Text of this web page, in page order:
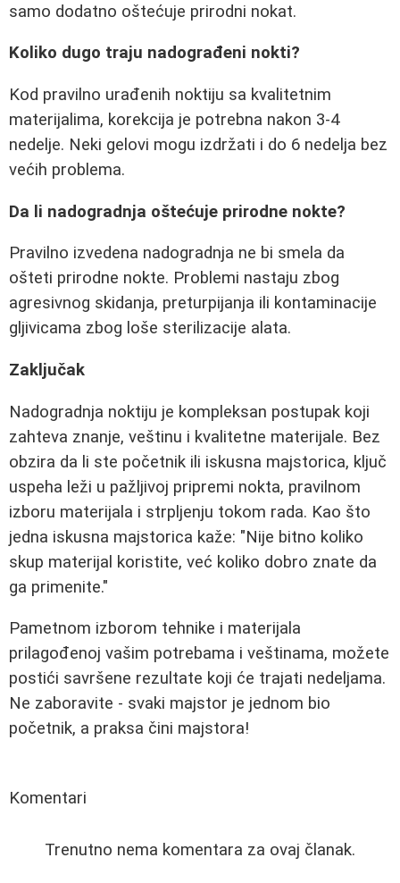
samo dodatno oštećuje prirodni nokat.
Koliko dugo traju nadograđeni nokti?
Kod pravilno urađenih noktiju sa kvalitetnim
materijalima, korekcija je potrebna nakon 3-4
nedelje. Neki gelovi mogu izdržati i do 6 nedelja bez
većih problema.
Da li nadogradnja oštećuje prirodne nokte?
Pravilno izvedena nadogradnja ne bi smela da
ošteti prirodne nokte. Problemi nastaju zbog
agresivnog skidanja, preturpijanja ili kontaminacije
gljivicama zbog loše sterilizacije alata.
Zaključak
Nadogradnja noktiju je kompleksan postupak koji
zahteva znanje, veštinu i kvalitetne materijale. Bez
obzira da li ste početnik ili iskusna majstorica, ključ
uspeha leži u pažljivoj pripremi nokta, pravilnom
izboru materijala i strpljenju tokom rada. Kao što
jedna iskusna majstorica kaže: "Nije bitno koliko
skup materijal koristite, već koliko dobro znate da
ga primenite."
Pametnom izborom tehnike i materijala
prilagođenoj vašim potrebama i veštinama, možete
postići savršene rezultate koji će trajati nedeljama.
Ne zaboravite - svaki majstor je jednom bio
početnik, a praksa čini majstora!
Komentari
Trenutno nema komentara za ovaj članak.